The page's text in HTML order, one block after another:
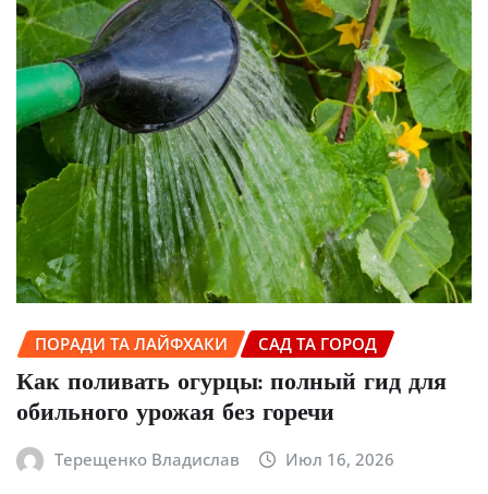
ПОРАДИ ТА ЛАЙФХАКИ САД ТА ГОРОД
Как поливать огурцы: полный гид для
обильного урожая без горечи
Терещенко Владислав Июл 16, 2026